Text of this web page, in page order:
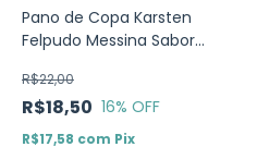
Pano de Copa Karsten
Felpudo Messina Sabor
R$18,50
R$22,00
16% OFF
R$17,58 com Pix